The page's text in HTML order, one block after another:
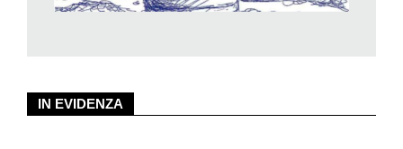
IN EVIDENZA